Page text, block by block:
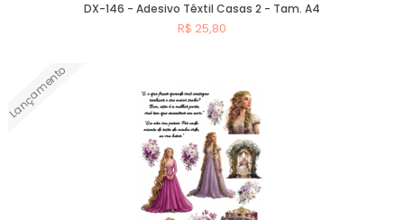
DX-146 - Adesivo Têxtil Casas 2 - Tam. A4
R$ 25,80
Lançamento